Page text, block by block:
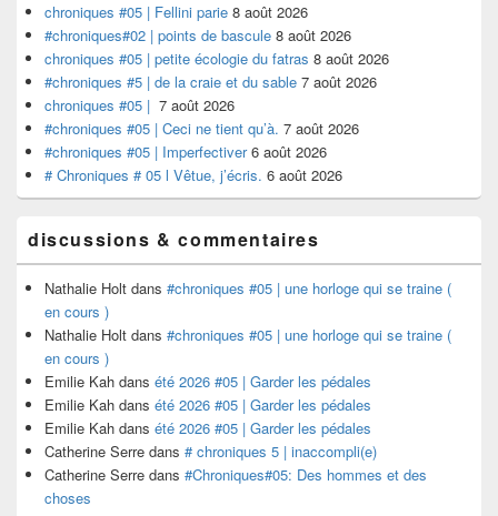
chroniques #05 | Fellini parie 8 août 2026
#chroniques#02 | points de bascule 8 août 2026
chroniques #05 | petite écologie du fatras 8 août 2026
#chroniques #5 | de la craie et du sable 7 août 2026
chroniques #05 | 7 août 2026
#chroniques #05 | Ceci ne tient qu’à. 7 août 2026
#chroniques #05 | Imperfectiver 6 août 2026
# Chroniques # 05 l Vêtue, j’écris. 6 août 2026
discussions & commentaires
Nathalie Holt dans #chroniques #05 | une horloge qui se traine (
en cours )
Nathalie Holt dans #chroniques #05 | une horloge qui se traine (
en cours )
Emilie Kah dans été 2026 #05 | Garder les pédales
Emilie Kah dans été 2026 #05 | Garder les pédales
Emilie Kah dans été 2026 #05 | Garder les pédales
Catherine Serre dans # chroniques 5 | inaccompli(e)
Catherine Serre dans #Chroniques#05: Des hommes et des
choses